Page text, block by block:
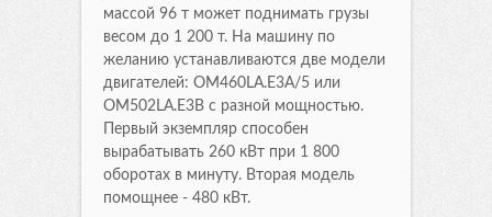
массой 96 т может поднимать грузы
весом до 1 200 т. На машину по
желанию устанавливаются две модели
двигателей: OM460LA.E3A/5 или
OM502LA.E3B с разной мощностью.
Первый экземпляр способен
вырабатывать 260 кВт при 1 800
оборотах в минуту. Вторая модель
помощнее - 480 кВт.